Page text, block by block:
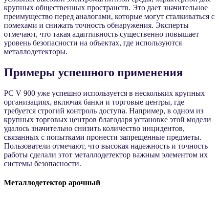
крупных общественных пространств. Это дает значительное
преимущество перед аналогами, которые могут сталкиваться с
помехами и снижать точность обнаружения. Эксперты
отмечают, что такая адаптивность существенно повышает
уровень безопасности на объектах, где используются
металлодетекторы.
Примеры успешного применения
PC V 900 уже успешно используется в нескольких крупных
организациях, включая банки и торговые центры, где
требуется строгий контроль доступа. Например, в одном из
крупных торговых центров благодаря установке этой модели
удалось значительно снизить количество инцидентов,
связанных с попытками пронести запрещенные предметы.
Пользователи отмечают, что высокая надежность и точность
работы сделали этот металлодетектор важным элементом их
системы безопасности.
Металлодетектор арочный